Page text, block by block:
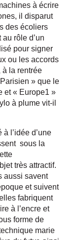
à écrire
il disparut
des écoliers
rôle d’un
pour signer
ou les accords
à la rentrée
» que le
et « Europe1 »
à plume vit-il
l’idée d’une
sous la
très attractif.
aussi savent
et suivent
fabriquent
à l’encre et
forme de
marie